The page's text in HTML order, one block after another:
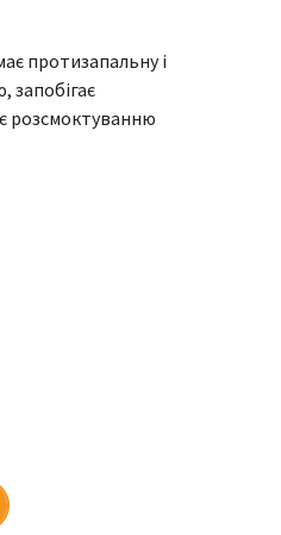
протизапальну і
запобігає
розсмоктуванню